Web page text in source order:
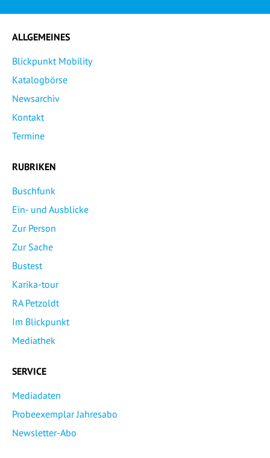
ALLGEMEINES
Blickpunkt Mobility
Katalogbörse
Newsarchiv
Kontakt
Termine
RUBRIKEN
Buschfunk
Ein- und Ausblicke
Zur Person
Zur Sache
Bustest
Karika-tour
RA Petzoldt
Im Blickpunkt
Mediathek
SERVICE
Mediadaten
Probeexemplar Jahresabo
Newsletter-Abo